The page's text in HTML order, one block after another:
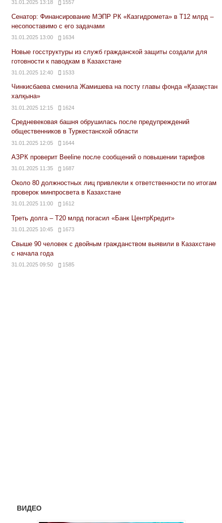
31.01.2025 13:18 1557
Сенатор: Финансирование МЭПР РК «Казгидромета» в Т12 млрд –
несопоставимо с его задачами
31.01.2025 13:00 1634
Новые госструктуры из служб гражданской защиты создали для
готовности к паводкам в Казахстане
31.01.2025 12:40 1533
Чинкисбаева сменила Жамишева на посту главы фонда «Қазақстан
халқына»
31.01.2025 12:15 1624
Средневековая башня обрушилась после предупреждений
общественников в Туркестанской области
31.01.2025 12:05 1644
АЗРК проверит Beeline после сообщений о повышении тарифов
31.01.2025 11:35 1687
Около 80 должностных лиц привлекли к ответственности по итогам
проверок минпросвета в Казахстане
31.01.2025 11:00 1612
Треть долга – Т20 млрд погасил «Банк ЦентрКредит»
31.01.2025 10:45 1673
Свыше 90 человек с двойным гражданством выявили в Казахстане
с начала года
31.01.2025 09:50 1585
ВИДЕО